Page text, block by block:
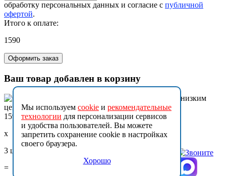
обработку персональных данных и согласие с публичной
офертой.
Итого к оплате:
1590
Оформить заказ
Ваш товар добавлен в корзину
1590
x
3 шт.
=
Мы используем cookie и рекомендательные
технологии для персонализации сервисов
и удобства пользователей. Вы можете
запретить сохранение cookie в настройках
своего браузера.
Хорошо